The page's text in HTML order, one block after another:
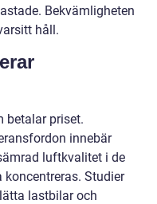
Bekvämligheten
håll.
betalar priset.
innebär
luftkvalitet i de
Studier
lastbilar och